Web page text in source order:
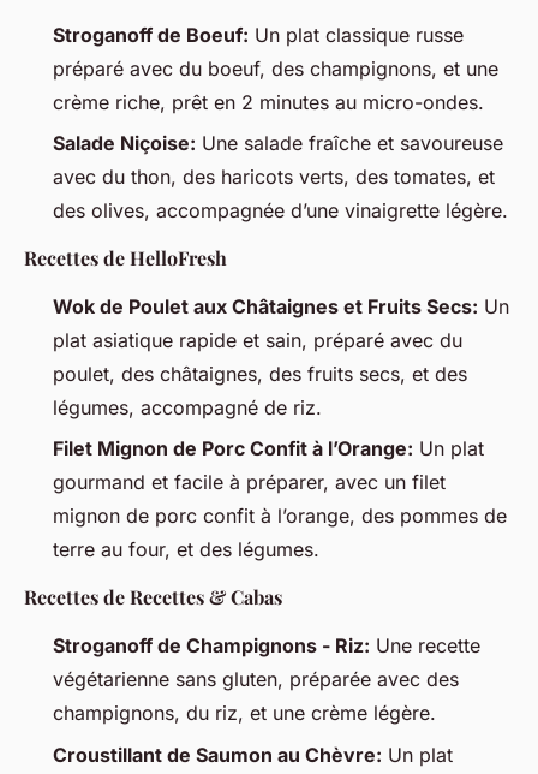
Stroganoff de Boeuf: Un plat classique russe
préparé avec du boeuf, des champignons, et une
crème riche, prêt en 2 minutes au micro-ondes.
Salade Niçoise: Une salade fraîche et savoureuse
avec du thon, des haricots verts, des tomates, et
des olives, accompagnée d’une vinaigrette légère.
Recettes de HelloFresh
Wok de Poulet aux Châtaignes et Fruits Secs: Un
plat asiatique rapide et sain, préparé avec du
poulet, des châtaignes, des fruits secs, et des
légumes, accompagné de riz.
Filet Mignon de Porc Confit à l’Orange: Un plat
gourmand et facile à préparer, avec un filet
mignon de porc confit à l’orange, des pommes de
terre au four, et des légumes.
Recettes de Recettes & Cabas
Stroganoff de Champignons - Riz: Une recette
végétarienne sans gluten, préparée avec des
champignons, du riz, et une crème légère.
Croustillant de Saumon au Chèvre: Un plat